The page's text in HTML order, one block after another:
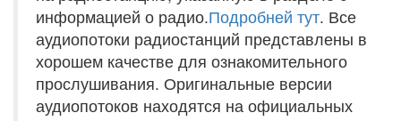
информацией о радио.Подробней тут. Все
аудиопотоки радиостанций представлены в
хорошем качестве для ознакомительного
прослушивания. Оригинальные версии
аудиопотоков находятся на официальных